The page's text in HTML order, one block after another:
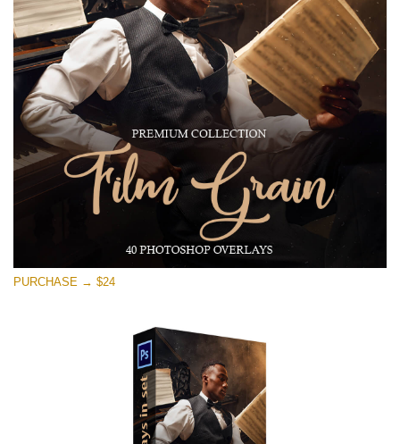
Entire Collection
(1783 Overlays)
Large 6000*4000px
Descarga gratis
PURCHASE → $24